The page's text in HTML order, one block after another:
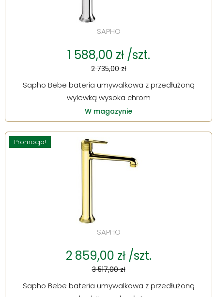
SAPHO
1 588,00 zł /szt.
2 735,00 zł
Sapho Bebe bateria umywalkowa z przedłużoną
wylewką wysoka chrom
W magazynie
Promocja!
SAPHO
2 859,00 zł /szt.
3 517,00 zł
Sapho Bebe bateria umywalkowa z przedłużoną